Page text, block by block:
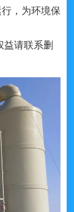
，为环境保
请联系删